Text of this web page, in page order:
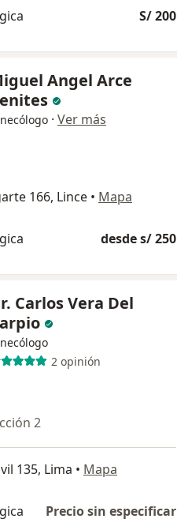
S/ 200
Angel Arce
· Ver más
166, Lince • Mapa
desde s/ 250
Carlos Vera Del
2 opinión
2
135, Lima • Mapa
Precio sin especificar